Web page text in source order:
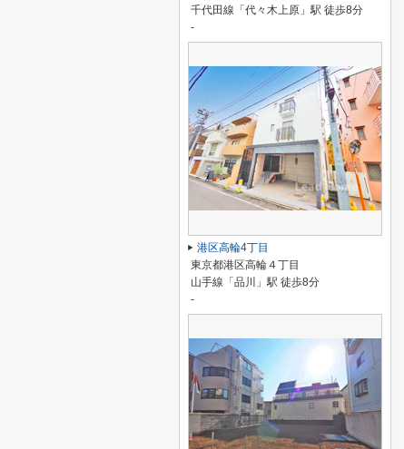
千代田線「代々木上原」駅 徒歩8分
-
港区高輪4丁目
東京都港区高輪４丁目
山手線「品川」駅 徒歩8分
-